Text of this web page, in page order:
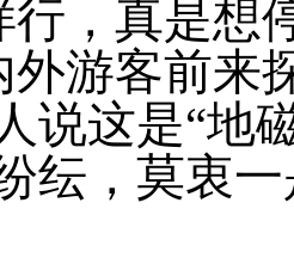
行，真是想
外游客前来
说这是“地
纭，莫衷